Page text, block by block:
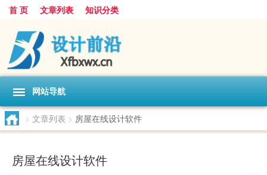
首 页 文章列表 知识分类
网站导航
> 文章列表 > 房屋在线设计软件
房屋在线设计软件